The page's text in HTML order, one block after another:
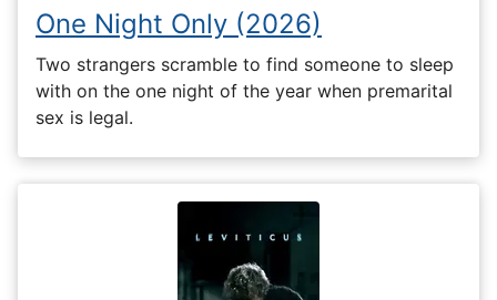
One Night Only (2026)
Two strangers scramble to find someone to sleep
with on the one night of the year when premarital
sex is legal.